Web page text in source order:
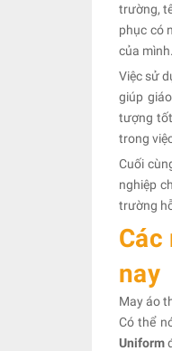
trường,
phục có
của mình.
Việc sử
giúp
tượng
trong
Cuối
nghiệp
trường
Các
nay
May áo
Có thể
Uniform